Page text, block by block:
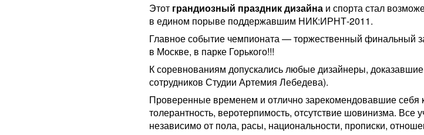
Этот грандиозный праздник дизайна и спорта стал
в едином порыве поддержавшим НИК:ИРНТ-2011.
Главное событие чемпионата — торжественный финальный
в Москве, в парке Горького!!!
К соревнованиям допускались любые дизайнеры,
сотрудников Студии Артемия Лебедева).
Проверенные временем и отлично зарекомендовавшие
толерантность, веротерпимость, отсутствие шовинизма. Все
независимо от пола, расы, национальности, прописки,